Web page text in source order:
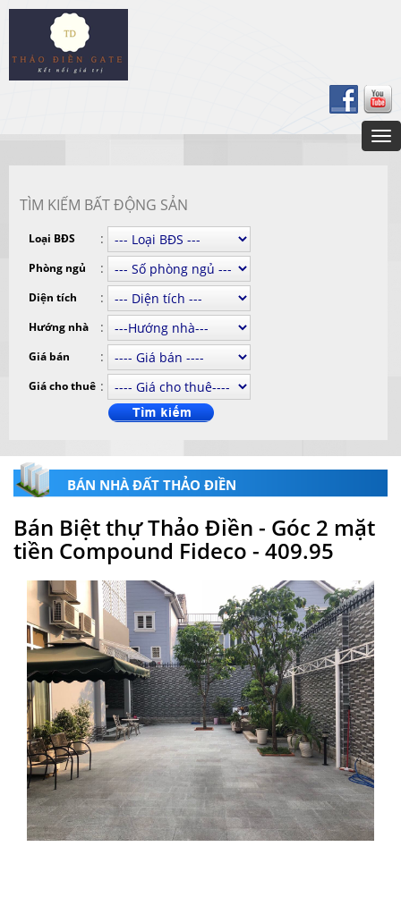
TÌM KIẾM BẤT ĐỘNG SẢN
Loại BĐS :
Phòng ngủ :
Diện tích :
Hướng nhà :
Giá bán :
Giá cho thuê :
BÁN NHÀ ĐẤT THẢO ĐIỀN
Bán Biệt thự Thảo Điền - Góc 2 mặt
tiền Compound Fideco - 409.95